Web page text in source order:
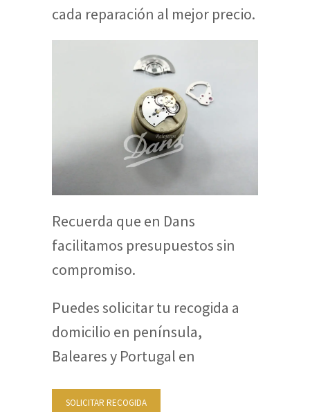
cada reparación al mejor precio.
Recuerda que en Dans
facilitamos presupuestos sin
compromiso.
Puedes solicitar tu recogida a
domicilio en península,
Baleares y Portugal en
SOLICITAR RECOGIDA